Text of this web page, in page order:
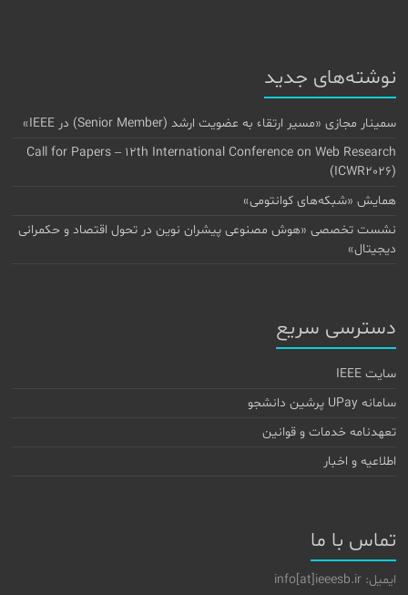
نوشته‌های جدید
سمینار مجازی «مسیر ارتقاء به عضویت ارشد (Senior Member) در IEEE»
Call for Papers – 12th International Conference on Web Research
(ICWR2026)
همایش «شبکه‌های کوانتومی»
نشست تخصصی «هوش مصنوعی پیشران نوین در تحول اقتصاد و حکمرانی
دیجیتال»
دسترسی سریع
سایت IEEE
سامانه UPay پرشین دانشجو
تعهدنامه خدمات و قوانین
اطلاعیه و اخبار
تماس با ما
ایمیل: info[at]ieeesb.ir